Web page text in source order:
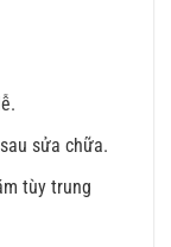
sửa chữa.
tùy trung